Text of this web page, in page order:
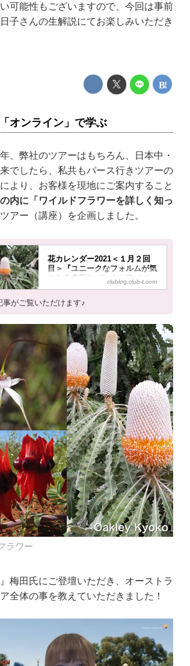
可能性もございますので、今回は事前
子さんの生解説にてお楽しみいただき
オンライン」で学ぶ
、弊社のツアーはもちろん、日本中・
でしたら、私共もパース行きツアーの
より、お客様を現地にご案内すること
内に「ワイルドフラワーを詳しく知っ
ー（講座）を企画しました。
花カレンダー2021＜１月２回
目＞『ユニークなフォルムが気
になる多彩なバンクシア／オー
ストラリア』【好奇心で旅する
ラブログ ～スタッフブログ～
皆様、こんにちは！クラブツーリズムの
海外担当です。『花咲くワールド』とい
うテーマで、海外のその月に見頃を迎え
るお花や、開催される花フェスティバル
などをご紹介する「花カレンダー
2021」をお届けいたします。「花カレ
ンダー2021」をご覧いただき、「旬」
に囲まれる和やかな１年をお過ごしいた
だければ幸いでございます。どうぞ、お
楽しみください。
clublog.club-t.com
事がご覧いただけます♪
ラワー
梅田氏にご登壇いただき、オーストラ
全体の事を教えていただきました！